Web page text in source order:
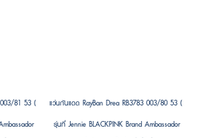
81 53 ( Jennie (BLACKPINK)’s Pick )
แว่นกันแดด RayBan Drea RB3783 003/80 53 (
รุ่นที่ Jennie BLACKPINK Brand Ambassador